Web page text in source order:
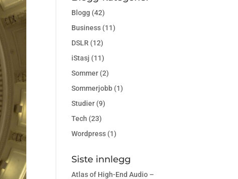
Blogg (42)
Business (11)
DSLR (12)
iStasj (11)
Sommer (2)
Sommerjobb (1)
Studier (9)
Tech (23)
Wordpress (1)
Siste innlegg
Atlas of High-End Audio –